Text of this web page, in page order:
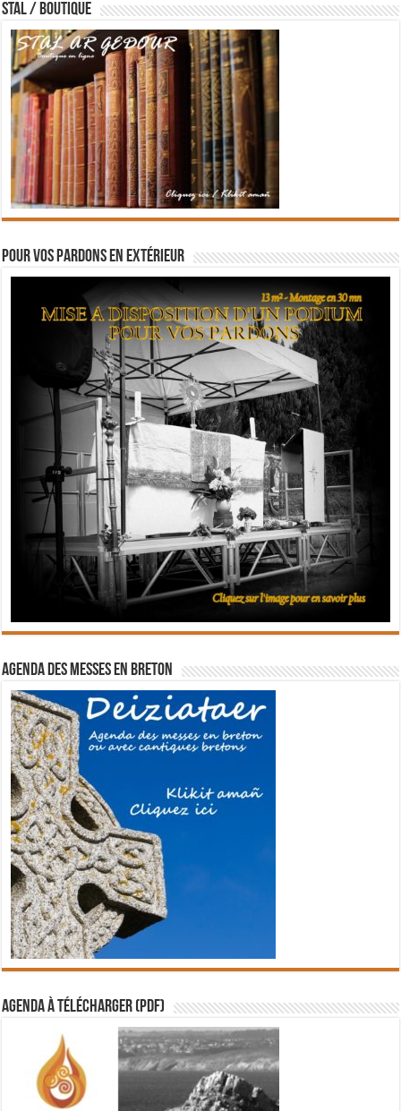
STAL / BOUTIQUE
Pour vos pardons en extérieur
Agenda des messes en breton
Agenda à télécharger (PDF)